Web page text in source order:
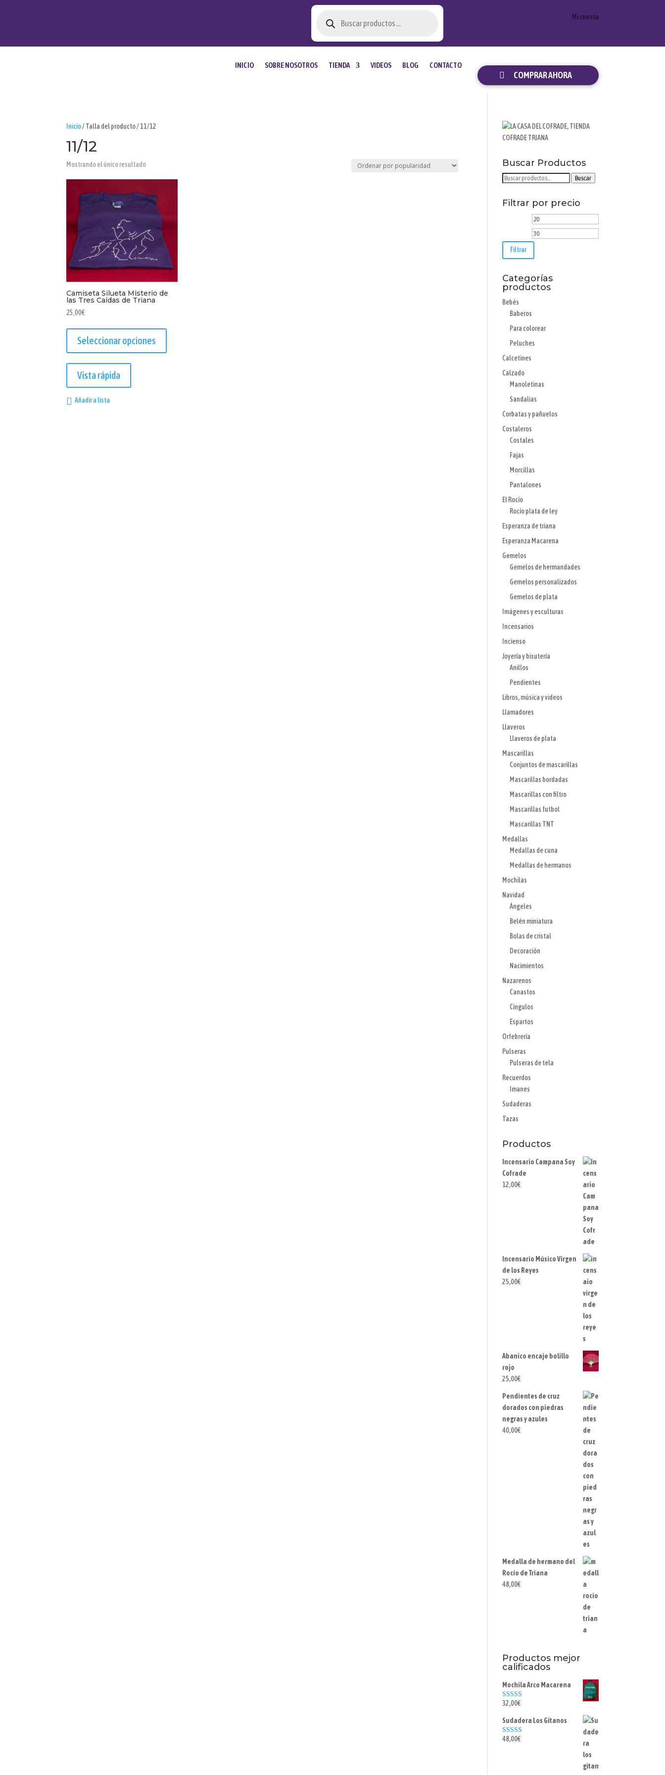
productos
Mi cuenta
INICIO SOBRE NOSOTROS TIENDA VIDEOS BLOG CONTACTO
COMPRAR AHORA
Inicio/ Talla del producto / 11/12
11/12
Mostrando el único resultado
Camiseta Silueta Misterio de
las Tres Caídas de Triana
25,00€
Seleccionar opciones
Vista rápida
Añadir a lista
Buscar Productos
Buscar
Buscar
Filtrar por precio
Precio
mínimo
Filtrar
Categorías
productos
Bebés
Baberos
Para colorear
Peluches
Calcetines
Calzado
Manoletinas
Sandalias
Corbatas y pañuelos
Costaleros
Costales
Fajas
Morcillas
Pantalones
El Rocío
Rocío plata de ley
Esperanza de triana
Esperanza Macarena
Gemelos
Gemelos de hermandades
Gemelos personalizados
Gemelos de plata
Imágenes y esculturas
Incensarios
Incienso
Joyería y bisutería
Anillos
Pendientes
Libros, música y videos
Llamadores
Llaveros
Llaveros de plata
Mascarillas
Conjuntos de mascarillas
Mascarillas bordadas
Mascarillas con filtro
Mascarillas futbol
Mascarillas TNT
Medallas
Medallas de cuna
Medallas de hermanos
Mochilas
Navidad
Ángeles
Belén miniatura
Bolas de cristal
Decoración
Nacimientos
Nazarenos
Canastos
Cingulos
Espartos
Orfebrería
Pulseras
Pulseras de tela
Recuerdos
Imanes
Sudaderas
Tazas
Productos
Incensario Campana Soy
Cofrade
12,00€
Incensario Músico Virgen
de los Reyes
25,00€
Abanico encaje bolillo
rojo
25,00€
Pendientes de cruz
dorados con piedras
negras y azules
40,00€
Medalla de hermano del
Rocío de Triana
48,00€
Productos mejor
calificados
Mochila Arco Macarena
Valorado con
32,00€
Sudadera Los Gitanos
Valorado con
48,00€